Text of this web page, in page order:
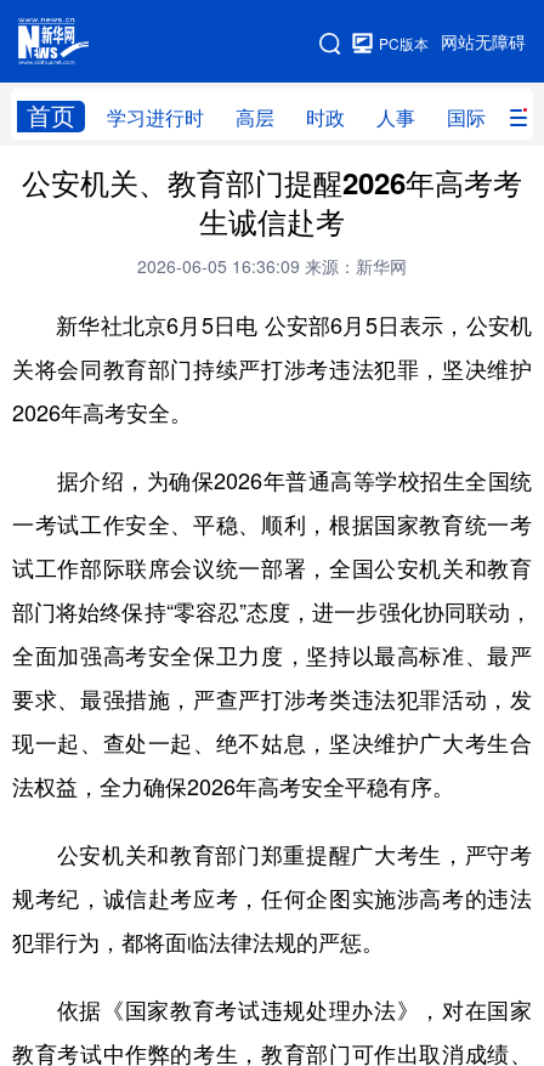
网站无障碍
PC版本
首页 学习进行时 高层 时政 人事 国际 财
网站地图
学习进行时 高层 时政 人事
财经 网评
科技 科创 量子 体育
文化 书画 健康 军事
法律 中央文件 金融 汽车
食品 人居 信息化 数字经济
彩票 娱乐 时尚 悦读
公益 一带一路 亚太网 上市公司
文化产业
地方频道
北京 天津 河北
浙江 安徽 福建 江西
公安机关、教育部门提醒2026年高考考
生诚信赴考
2026-06-05 16:36:09 来源：新华网
新华社北京6月5日电 公安部6月5日表示，公安机
关将会同教育部门持续严打涉考违法犯罪，坚决维护
2026年高考安全。
据介绍，为确保2026年普通高等学校招生全国统
一考试工作安全、平稳、顺利，根据国家教育统一考
试工作部际联席会议统一部署，全国公安机关和教育
部门将始终保持“零容忍”态度，进一步强化协同联动，
全面加强高考安全保卫力度，坚持以最高标准、最严
要求、最强措施，严查严打涉考类违法犯罪活动，发
现一起、查处一起、绝不姑息，坚决维护广大考生合
法权益，全力确保2026年高考安全平稳有序。
公安机关和教育部门郑重提醒广大考生，严守考
规考纪，诚信赴考应考，任何企图实施涉高考的违法
犯罪行为，都将面临法律法规的严惩。
依据《国家教育考试违规处理办法》，对在国家
教育考试中作弊的考生，教育部门可作出取消成绩、